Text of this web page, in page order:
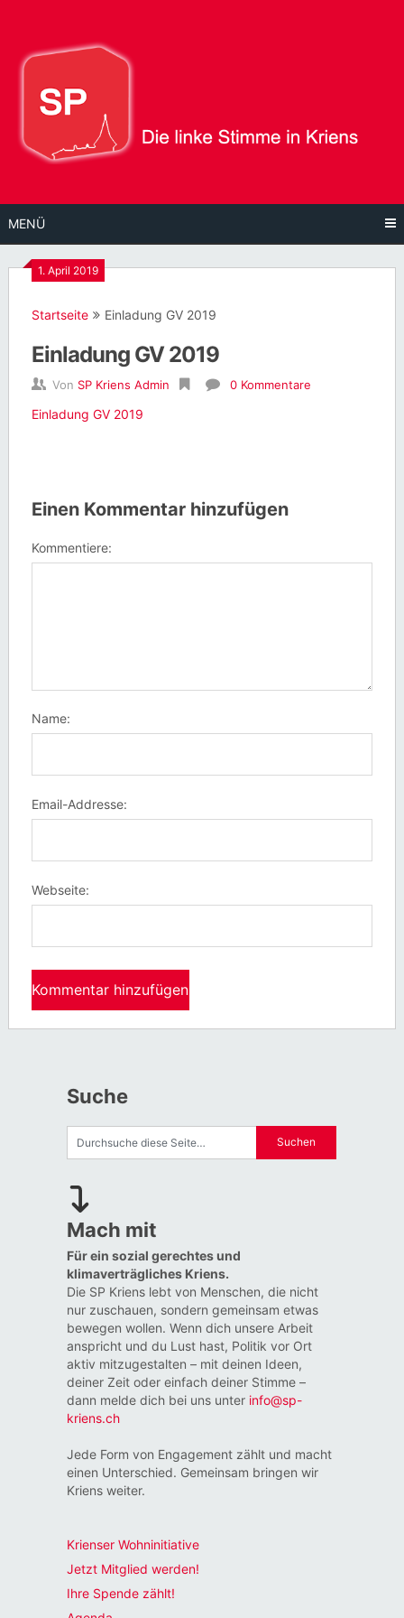
Inhalt
MENÜ
1. April 2019
Startseite Einladung GV 2019
Einladung GV 2019
Von SP Kriens Admin 0 Kommentare
Einladung GV 2019
Einen Kommentar hinzufügen
Kommentiere:
Name:
Email-Addresse:
Webseite:
Suche
Mach mit
Für ein sozial gerechtes und
klimaverträgliches Kriens.
Die SP Kriens lebt von Menschen, die nicht
nur zuschauen, sondern gemeinsam etwas
bewegen wollen. Wenn dich unsere Arbeit
anspricht und du Lust hast, Politik vor Ort
aktiv mitzugestalten – mit deinen Ideen,
deiner Zeit oder einfach deiner Stimme –
dann melde dich bei uns unter info@sp-
kriens.ch
Jede Form von Engagement zählt und macht
einen Unterschied. Gemeinsam bringen wir
Kriens weiter.
Krienser Wohninitiative
Jetzt Mitglied werden!
Ihre Spende zählt!